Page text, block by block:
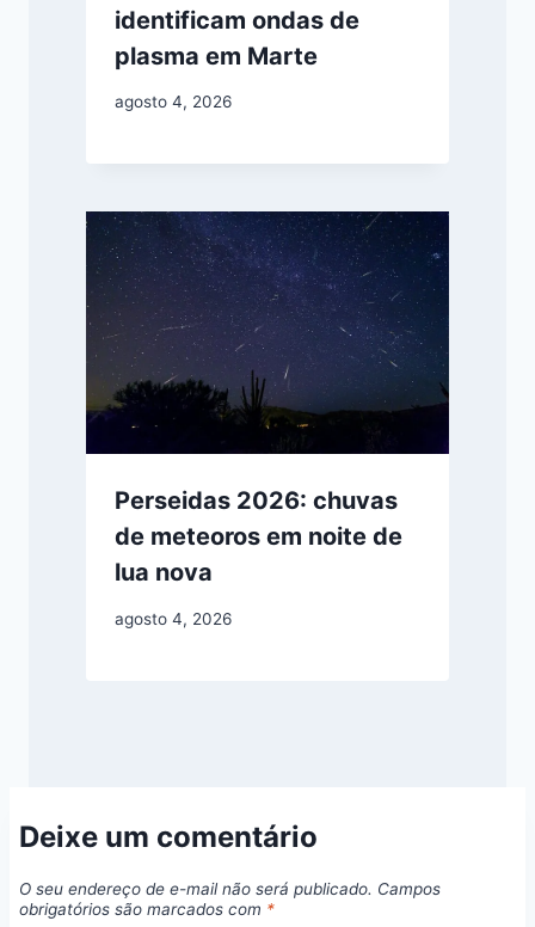
identificam ondas de
plasma em Marte
agosto 4, 2026
Perseidas 2026: chuvas
de meteoros em noite de
lua nova
agosto 4, 2026
Deixe um comentário
O seu endereço de e-mail não será publicado. Campos
obrigatórios são marcados com *